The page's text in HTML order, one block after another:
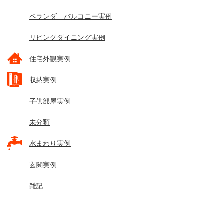
ベランダ バルコニー実例
リビングダイニング実例
住宅外観実例
収納実例
子供部屋実例
未分類
水まわり実例
玄関実例
雑記